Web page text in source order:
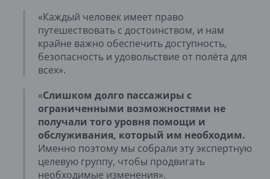
«Каждый человек имеет право
путешествовать с достоинством, и нам
крайне важно обеспечить доступность,
безопасность и удовольствие от полёта для
всех».
«Слишком долго пассажиры с
ограниченными возможностями не
получали того уровня помощи и
обслуживания, который им необходим.
Именно поэтому мы собрали эту экспертную
целевую группу, чтобы продвигать
необходимые изменения».